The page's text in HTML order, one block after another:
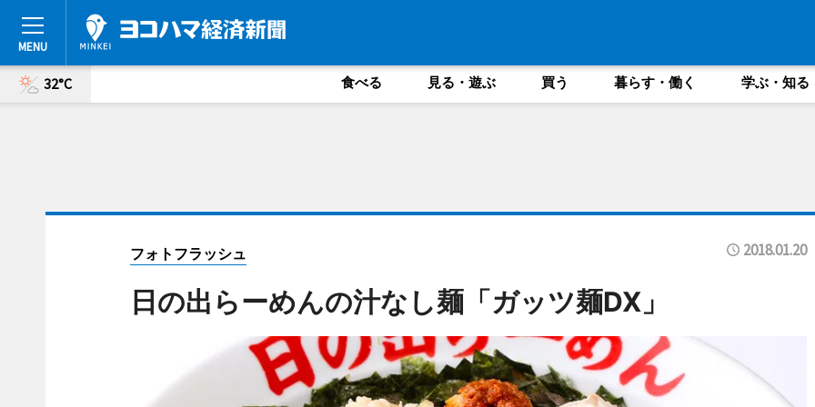
32°C 食べる 見る・遊ぶ 買う 暮らす・働く 学ぶ・知る
フォトフラッシュ 2018.01.20
日の出らーめんの汁なし麺「ガッツ麺DX」